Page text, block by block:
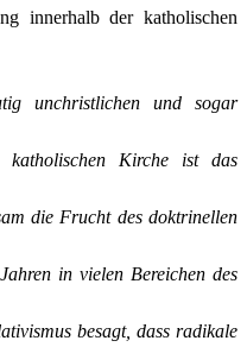
innerhalb der katholischen
unchristlichen und sogar
katholischen Kirche ist das
die Frucht des doktrinellen
in vielen Bereichen des
besagt, dass radikale